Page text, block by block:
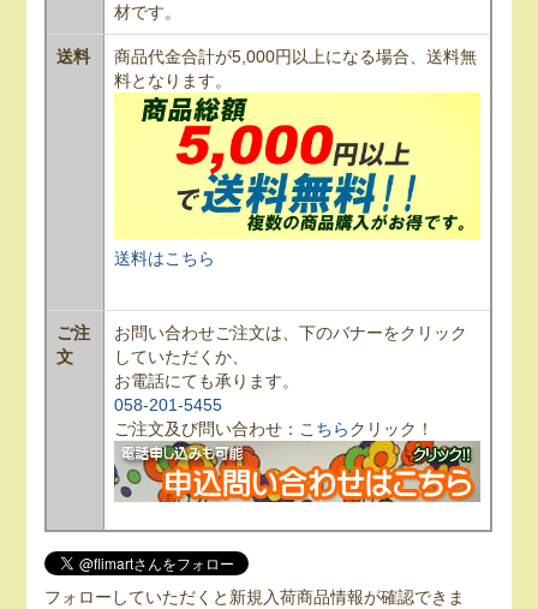
材です。
送料
商品代金合計が5,000円以上になる場合、送料無
料となります。
送料はこちら
ご注
文
お問い合わせご注文は、下のバナーをクリック
していただくか、
お電話にても承ります。
058-201-5455
ご注文及び問い合わせ： こちらクリック！
フォローしていただくと新規入荷商品情報が確認できま